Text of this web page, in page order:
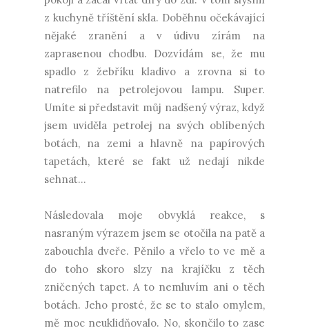
z kuchyně tříštění skla. Doběhnu očekávající
nějaké zranění a v údivu zírám na
zaprasenou chodbu. Dozvídám se, že mu
spadlo z žebříku kladivo a zrovna si to
natrefilo na petrolejovou lampu. Super.
Umíte si představit můj nadšený výraz, když
jsem uviděla petrolej na svých oblíbených
botách, na zemi a hlavně na papírových
tapetách, které se fakt už nedají nikde
sehnat...
Následovala moje obvyklá reakce, s
nasraným výrazem jsem se otočila na patě a
zabouchla dveře. Pěnilo a vřelo to ve mě a
do toho skoro slzy na krajíčku z těch
zničených tapet. A to nemluvím ani o těch
botách. Jeho prosté, že se to stalo omylem,
mě moc neuklidňovalo. No, skončilo to zase